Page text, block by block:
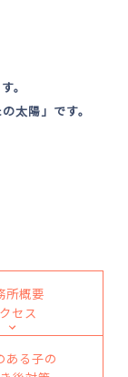
。
太陽」です。
所概要
セス
ある子の